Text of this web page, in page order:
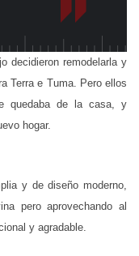
decidieron remodelarla y
Terra e Tuma. Pero ellos
quedaba de la casa, y
hogar.
y de diseño moderno,
pero aprovechando al
y agradable.